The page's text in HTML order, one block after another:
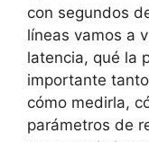
con segundos
líneas vamos a
latencia, qué la
importante
cómo medirla,
parámetros de